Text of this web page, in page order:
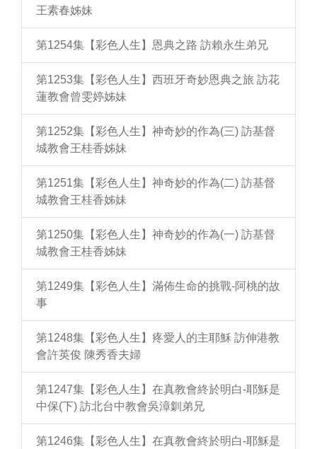
王素春姊妹
第1254集【彩色人生】恩典之路 訪賴永生弟兄
第1253集【彩色人生】西班牙奇妙恩典之旅 訪花
蓮教會曾雯婷姊妹
第1252集【彩色人生】神奇妙的作為(三) 訪基督
城教會王桂香姊妹
第1251集【彩色人生】神奇妙的作為(二) 訪基督
城教會王桂香姊妹
第1250集【彩色人生】神奇妙的作為(一) 訪基督
城教會王桂香姊妹
第1249集【彩色人生】滿佈生命的挑戰-阿桃的故
事
第1248集【彩色人生】疼愛人的主耶穌 訪伸港教
會許英俊 陳秀香夫婦
第1247集【彩色人生】在真教會終於明白-耶穌是
中保(下) 訪北台中教會吳漳釧弟兄
第1246集【彩色人生】在真教會終於明白-耶穌是